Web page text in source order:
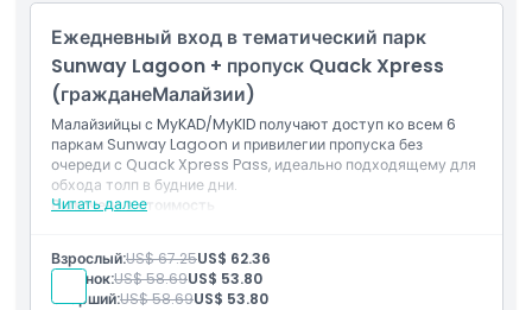
Ежедневный вход в тематический парк
Sunway Lagoon + пропуск Quack Xpress
(гражданеМалайзии)
Малайзийцы с MyKAD/MyKID получают доступ ко всем 6
паркам Sunway Lagoon и привилегии пропуска без
очереди с Quack Xpress Pass, идеально подходящему для
обхода толп в будние дни.
Читать далее
Включено в стоимость
аттракционам.
Только для держателей MyKAD/MyKID.
Взрослый:US$ 67.25US$ 62.36
Ребенок:US$ 58.69US$ 53.80
Старший:US$ 58.69US$ 53.80